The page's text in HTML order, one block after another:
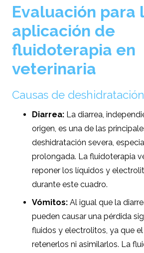
Evaluación para
aplicación de
fluidoterapia en
veterinaria
Causas de deshidratación
Diarrea: La diarrea,
origen, es una de las
deshidratación severa,
prolongada. La fluidoterapia
reponer los líquidos y
durante este cuadro.
Vómitos: Al igual que la
pueden causar una pérdida
fluidos y electrolitos, ya que
retenerlos ni asimilarlos. La